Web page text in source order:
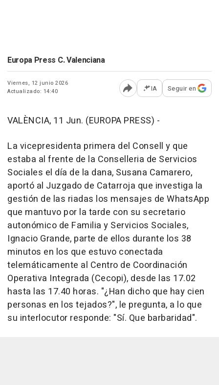
Europa Press C. Valenciana
Viernes, 12 junio 2026
Actualizado: 14:40
Abrir opciones para
IA Seguir en
VALÈNCIA, 11 Jun. (EUROPA PRESS) -
La vicepresidenta primera del Consell y que
estaba al frente de la Conselleria de Servicios
Sociales el día de la dana, Susana Camarero,
aportó al Juzgado de Catarroja que investiga la
gestión de las riadas los mensajes de WhatsApp
que mantuvo por la tarde con su secretario
autonómico de Familia y Servicios Sociales,
Ignacio Grande, parte de ellos durante los 38
minutos en los que estuvo conectada
telemáticamente al Centro de Coordinación
Operativa Integrada (Cecopi), desde las 17.02
hasta las 17.40 horas. "¿Han dicho que hay cien
personas en los tejados?", le pregunta, a lo que
su interlocutor responde: "Sí. Que barbaridad".